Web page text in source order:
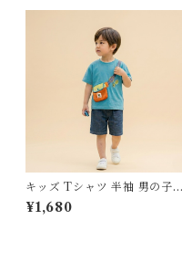
キッズ Tシャツ 半袖 男の子
女の子 新作 韓国子供服 サスペ
ンダー バッグ風 プリント トッ
¥1,680